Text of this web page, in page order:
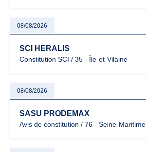
08/08/2026
SCI HERALIS
Constitution SCI / 35 - Île-et-Vilaine
08/08/2026
SASU PRODEMAX
Avis de constitution / 76 - Seine-Maritime